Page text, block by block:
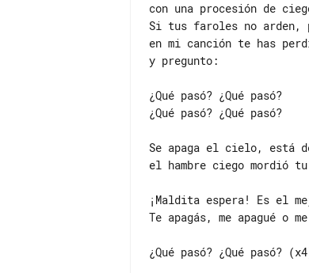
con una procesión de
Si tus faroles no arden,
en mi canción te has
y pregunto:
¿Qué pasó? ¿Qué pasó?
¿Qué pasó? ¿Qué pasó?
Se apaga el cielo, está
el hambre ciego mordió
¡Maldita espera! Es el
Te apagás, me apagué o
¿Qué pasó? ¿Qué pasó?